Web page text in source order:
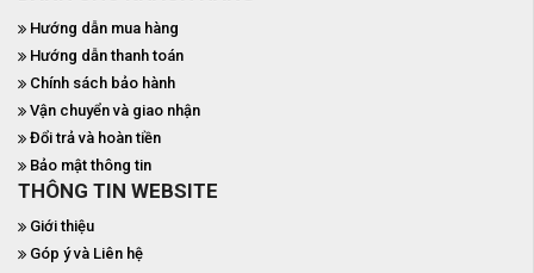
Hướng dẫn mua hàng
Hướng dẫn thanh toán
Chính sách bảo hành
Vận chuyển và giao nhận
Đổi trả và hoàn tiền
Bảo mật thông tin
THÔNG TIN WEBSITE
Giới thiệu
Góp ý và Liên hệ